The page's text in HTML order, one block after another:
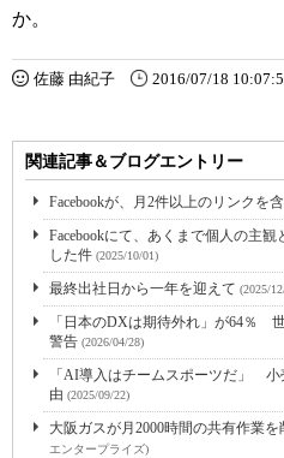
か。
佐藤 由紀子 2016/07/18
関連記事＆ブログエントリー
Facebookが、月2件以上のリンクを
Facebookにて、あくまで個人の主
した件 (2025/10/01)
最終出社日から一年を迎えて (2025/
「日本のDXは期待外れ」が64％
警告 (2026/04/28)
「AI導入はチームスポーツだ」
由 (2025/09/22)
大阪ガスが月2000時間の共有作業
エンタープライズ)